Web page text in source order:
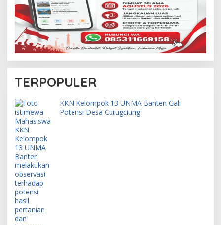
TERPOPULER
KKN Kelompok 13 UNMA Banten Gali
Potensi Desa Curugciung